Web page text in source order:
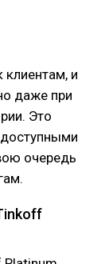
клиентам, и
даже при
Это
очередь